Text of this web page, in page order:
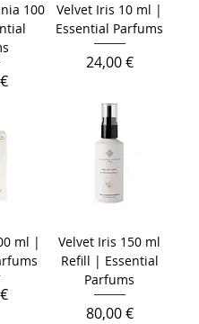
100
Velvet Iris 10 ml |
Essential Parfums
Prix
24,00 €
ml |
Velvet Iris 150 ml
Refill | Essential
Parfums
Prix
80,00 €